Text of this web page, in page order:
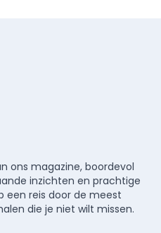
ons magazine, boordevol
inzichten en prachtige
een reis door de meest
die je niet wilt missen.